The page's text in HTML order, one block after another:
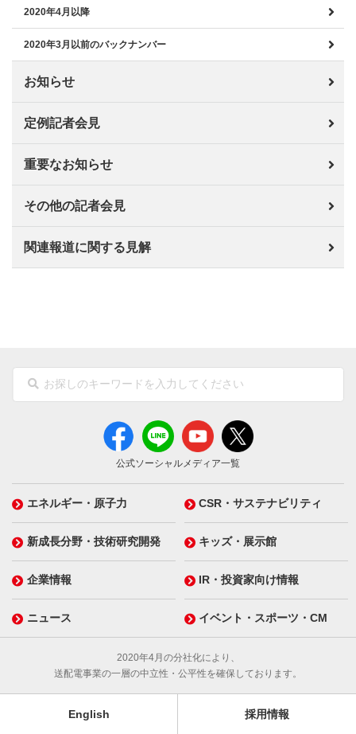
2020年4月以降
2020年3月以前のバックナンバー
お知らせ
定例記者会見
重要なお知らせ
その他の記者会見
関連報道に関する見解
公式ソーシャルメディア一覧
エネルギー・原子力 CSR・サステナビリティ
新成長分野・技術研究開発 キッズ・展示館
企業情報 IR・投資家向け情報
ニュース イベント・スポーツ・CM
2020年4月の分社化により、
送配電事業の一層の中立性・公平性を確保しております。
English 採用情報